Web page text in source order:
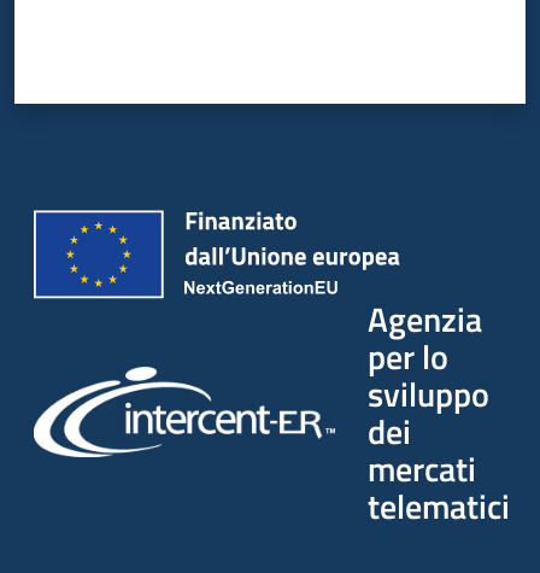
Agenzia
per lo
sviluppo
dei
mercati
telematici